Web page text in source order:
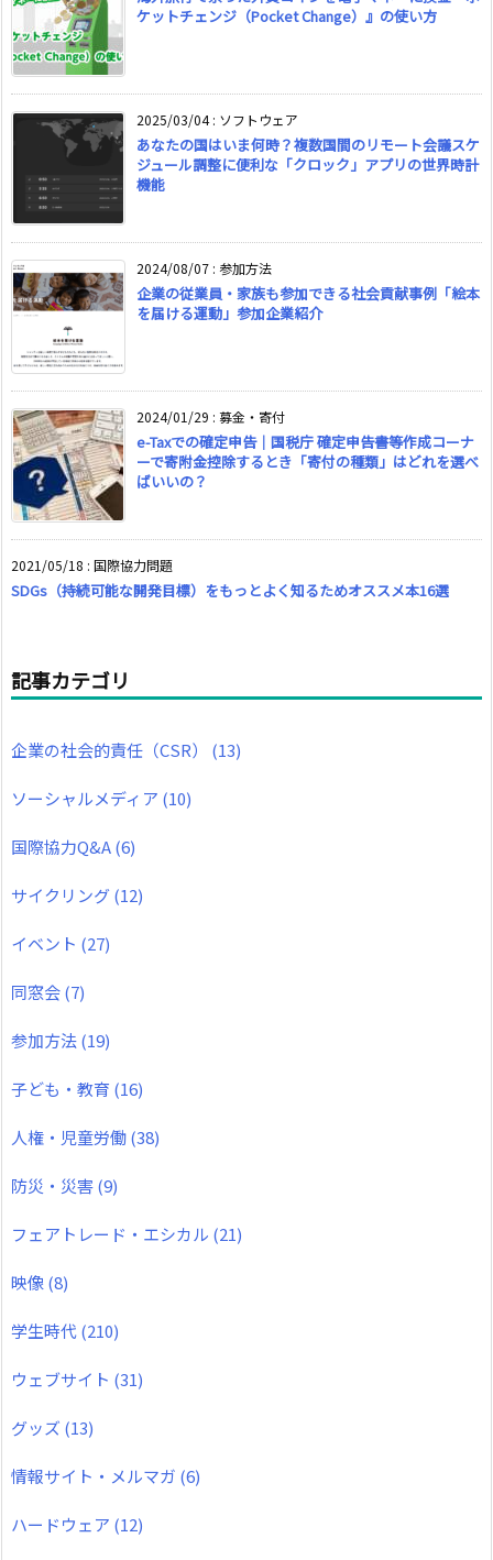
ケットチェンジ（Pocket Change）』の使い方
2025/03/04: ソフトウェア
あなたの国はいま何時？複数国間のリモート会議スケ
ジュール調整に便利な「クロック」アプリの世界時計
機能
2024/08/07 : 参加方法
企業の従業員・家族も参加できる社会貢献事例「絵本
を届ける運動」参加企業紹介
2024/01/29 : 募金・寄付
e-Taxでの確定申告｜国税庁 確定申告書等作成コーナ
ーで寄附金控除するとき「寄付の種類」はどれを選べ
ばいいの？
2021/05/18 : 国際協力問題
SDGs（持続可能な開発目標）をもっとよく知るためオススメ本16選
記事カテゴリ
企業の社会的責任（CSR） (13)
ソーシャルメディア (10)
国際協力Q&A(6)
サイクリング(12)
イベント (27)
同窓会(7)
参加方法(19)
子ども・教育 (16)
人権・児童労働(38)
防災・災害(9)
フェアトレード・エシカル (21)
映像(8)
学生時代(210)
ウェブサイト (31)
グッズ (13)
情報サイト・メルマガ (6)
ハードウェア (12)